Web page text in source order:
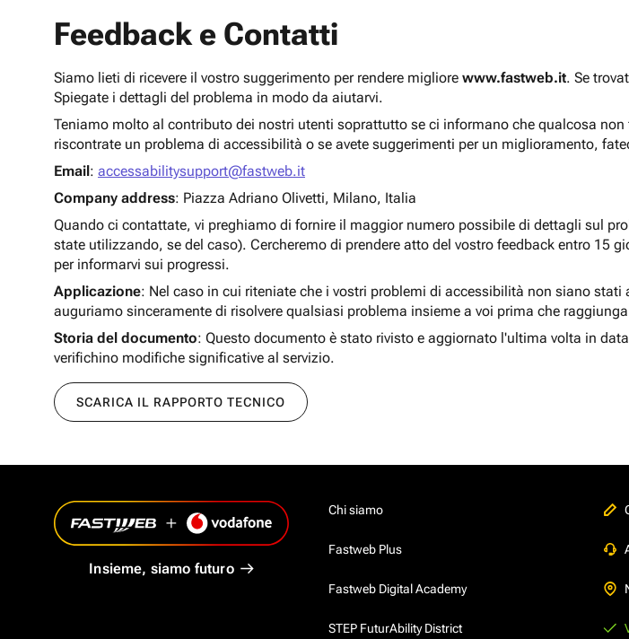
Feedback e Contatti
Siamo lieti di ricevere il vostro suggerimento per rendere migliore www.fastweb.it. Se
Spiegate i dettagli del problema in modo da aiutarvi.
Teniamo molto al contributo dei nostri utenti soprattutto se ci informano che qualcosa
riscontrate un problema di accessibilità o se avete suggerimenti per un miglioramento,
Email: accessabilitysupport@fastweb.it
Company address: Piazza Adriano Olivetti, Milano, Italia
Quando ci contattate, vi preghiamo di fornire il maggior numero possibile di dettagli sul
state utilizzando, se del caso). Cercheremo di prendere atto del vostro feedback entro 15
per informarvi sui progressi.
Applicazione: Nel caso in cui riteniate che i vostri problemi di accessibilità non siano
auguriamo sinceramente di risolvere qualsiasi problema insieme a voi prima che
Storia del documento: Questo documento è stato rivisto e aggiornato l'ultima volta in data
verifichino modifiche significative al servizio.
SCARICA IL RAPPORTO TECNICO
Insieme, siamo futuro
Chi siamo
Fastweb Plus
Fastweb Digital Academy
STEP FuturAbility District